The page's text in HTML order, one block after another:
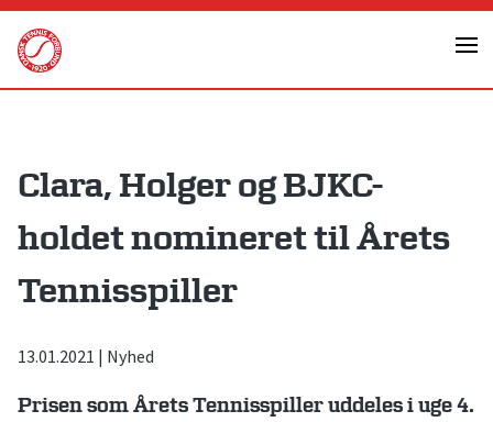
Skip
content
Clara, Holger og BJKC-
holdet nomineret til Årets
Tennisspiller
13.01.2021 | Nyhed
Prisen som Årets Tennisspiller uddeles i uge 4.